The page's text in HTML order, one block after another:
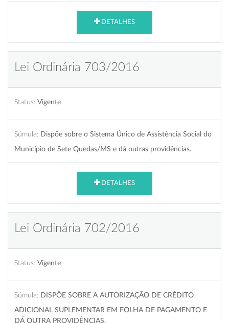
DETALHES
Lei Ordinária 703/2016
Status: Vigente
Súmula: Dispõe sobre o Sistema Único de Assistência Social do
Município de Sete Quedas/MS e dá outras providências.
DETALHES
Lei Ordinária 702/2016
Status: Vigente
Súmula: DISPÕE SOBRE A AUTORIZAÇÃO DE CRÉDITO
ADICIONAL SUPLEMENTAR EM FOLHA DE PAGAMENTO E
DÁ OUTRA PROVIDÊNCIAS.